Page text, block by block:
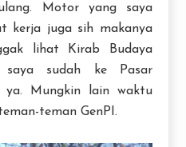
Motor yang saya
kerja juga sih makanya
lihat Kirab Budaya
saya sudah ke Pasar
ya. Mungkin lain waktu
teman GenPI.